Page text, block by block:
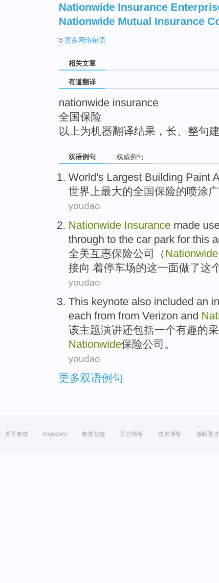
Nationwide Insurance
Nationwide Mutual Insurance
更多网络短语
相关文章
有道翻译
nationwide insurance
全国保险
以上为机器翻译结果，长、整句
双语例句 权威例句
World's Largest Building Paint
世界上最大的全国保险的喷涂
youdao
Nationwide Insurance made
through to the car park for this
全美互惠保险公司 （
接向 着停车场的这一面做了这
youdao
This keynote also included an
each from from Verizon and
该主题演讲还包括一个有趣的
Nationwide保险公司。
youdao
更多双语例句
关于有道 Investors 有道智选 官方博客 技术博客 诚聘英才